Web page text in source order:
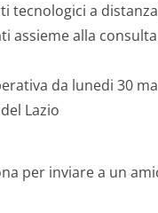
a
alla
da lunedi 30
Lazio